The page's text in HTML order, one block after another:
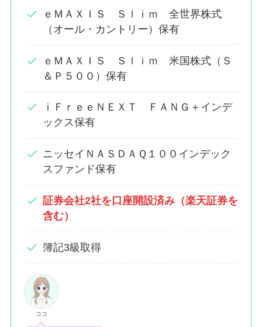
ｅＭＡＸＩＳ Ｓｌｉｍ 全世界株式
（オール・カントリー）保有
ｅＭＡＸＩＳ Ｓｌｉｍ 米国株式（Ｓ
＆Ｐ５００）保有
ｉＦｒｅｅＮＥＸＴ ＦＡＮＧ＋インデ
ックス保有
ニッセイＮＡＳＤＡＱ１００インデック
スファンド保有
証券会社2社を口座開設済み（楽天証券を
含む）
簿記3級取得
ココ